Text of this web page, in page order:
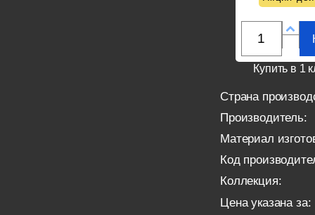
Купить в 1
Страна
Производитель:
Материал
Код
Коллекция:
Цена указана за: